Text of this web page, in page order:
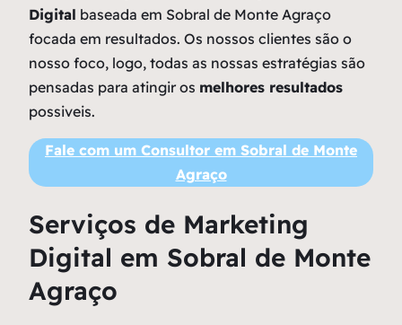
Digital baseada em Sobral de Monte Agraço
focada em resultados. Os nossos clientes são o
nosso foco, logo, todas as nossas estratégias são
pensadas para atingir os melhores resultados
possiveis.
Fale com um Consultor em Sobral de Monte
Agraço
Serviços de Marketing
Digital em Sobral de Monte
Agraço